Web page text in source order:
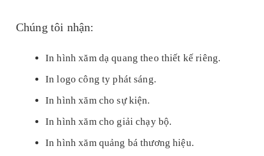
Chúng tôi nhận:
In hình xăm dạ quang theo thiết kế riêng.
In logo công ty phát sáng.
In hình xăm cho sự kiện.
In hình xăm cho giải chạy bộ.
In hình xăm quảng bá thương hiệu.